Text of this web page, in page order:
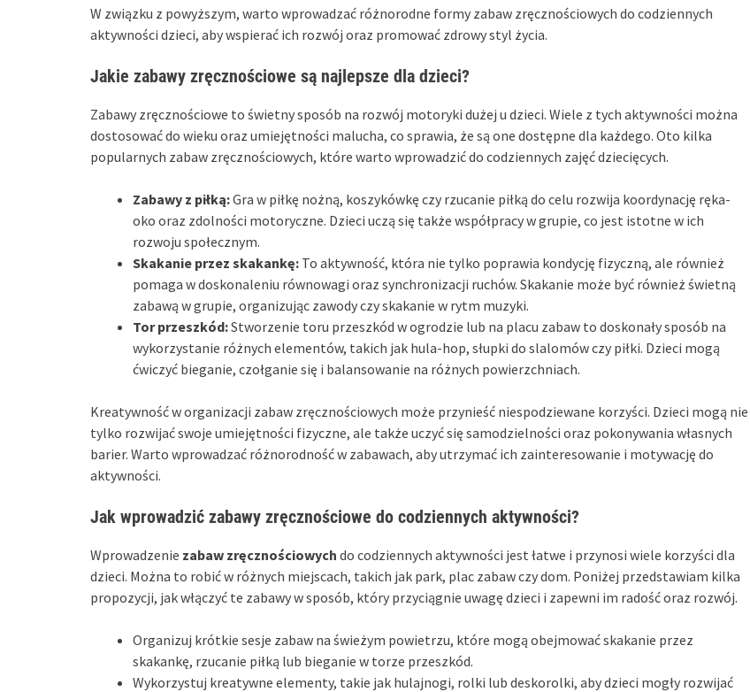
W związku z powyższym, warto wprowadzać różnorodne formy zabaw zręcznościowych do codziennych
aktywności dzieci, aby wspierać ich rozwój oraz promować zdrowy styl życia.
Jakie zabawy zręcznościowe są najlepsze dla dzieci?
Zabawy zręcznościowe to świetny sposób na rozwój motoryki dużej u dzieci. Wiele z tych aktywności można
dostosować do wieku oraz umiejętności malucha, co sprawia, że są one dostępne dla każdego. Oto kilka
popularnych zabaw zręcznościowych, które warto wprowadzić do codziennych zajęć dziecięcych.
Zabawy z piłką:Gra w piłkę nożną, koszykówkę czy rzucanie piłką do celu rozwija koordynację ręka-
oko oraz zdolności motoryczne. Dzieci uczą się także współpracy w grupie, co jest istotne w ich
rozwoju społecznym.
Skakanie przez skakankę: To aktywność, która nie tylko poprawia kondycję fizyczną, ale również
pomaga w doskonaleniu równowagi oraz synchronizacji ruchów. Skakanie może być również świetną
zabawą w grupie, organizując zawody czy skakanie w rytm muzyki.
Tor przeszkód:Stworzenie toru przeszkód w ogrodzie lub na placu zabaw to doskonały sposób na
wykorzystanie różnych elementów, takich jak hula-hop, słupki do slalomów czy piłki. Dzieci mogą
ćwiczyć bieganie, czołganie się i balansowanie na różnych powierzchniach.
Kreatywność w organizacji zabaw zręcznościowych może przynieść niespodziewane korzyści. Dzieci mogą nie
tylko rozwijać swoje umiejętności fizyczne, ale także uczyć się samodzielności oraz pokonywania własnych
barier. Warto wprowadzać różnorodność w zabawach, aby utrzymać ich zainteresowanie i motywację do
aktywności.
Jak wprowadzić zabawy zręcznościowe do codziennych aktywności?
Wprowadzenie zabaw zręcznościowych do codziennych aktywności jest łatwe i przynosi wiele korzyści dla
dzieci. Można to robić w różnych miejscach, takich jak park, plac zabaw czy dom. Poniżej przedstawiam kilka
propozycji, jak włączyć te zabawy w sposób, który przyciągnie uwagę dzieci i zapewni im radość oraz rozwój.
Organizuj krótkie sesje zabaw na świeżym powietrzu, które mogą obejmować skakanie przez
skakankę, rzucanie piłką lub bieganie w torze przeszkód.
Wykorzystuj kreatywne elementy, takie jak hulajnogi, rolki lub deskorolki, aby dzieci mogły rozwijać